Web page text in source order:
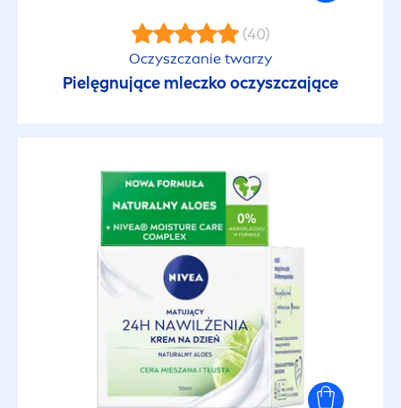
(40)
Oczyszczanie twarzy
Pielęgnujące mleczko oczyszczające